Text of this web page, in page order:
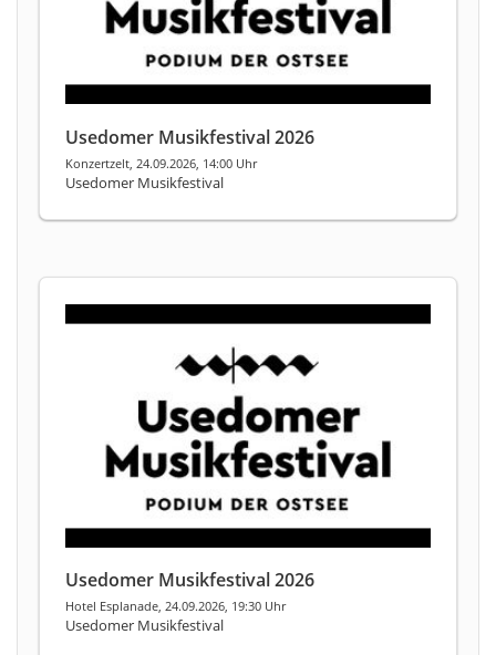
Usedomer Musikfestival 2026
Konzertzelt, 24.09.2026, 14:00 Uhr
Usedomer Musikfestival
Usedomer Musikfestival 2026
Hotel Esplanade, 24.09.2026, 19:30 Uhr
Usedomer Musikfestival